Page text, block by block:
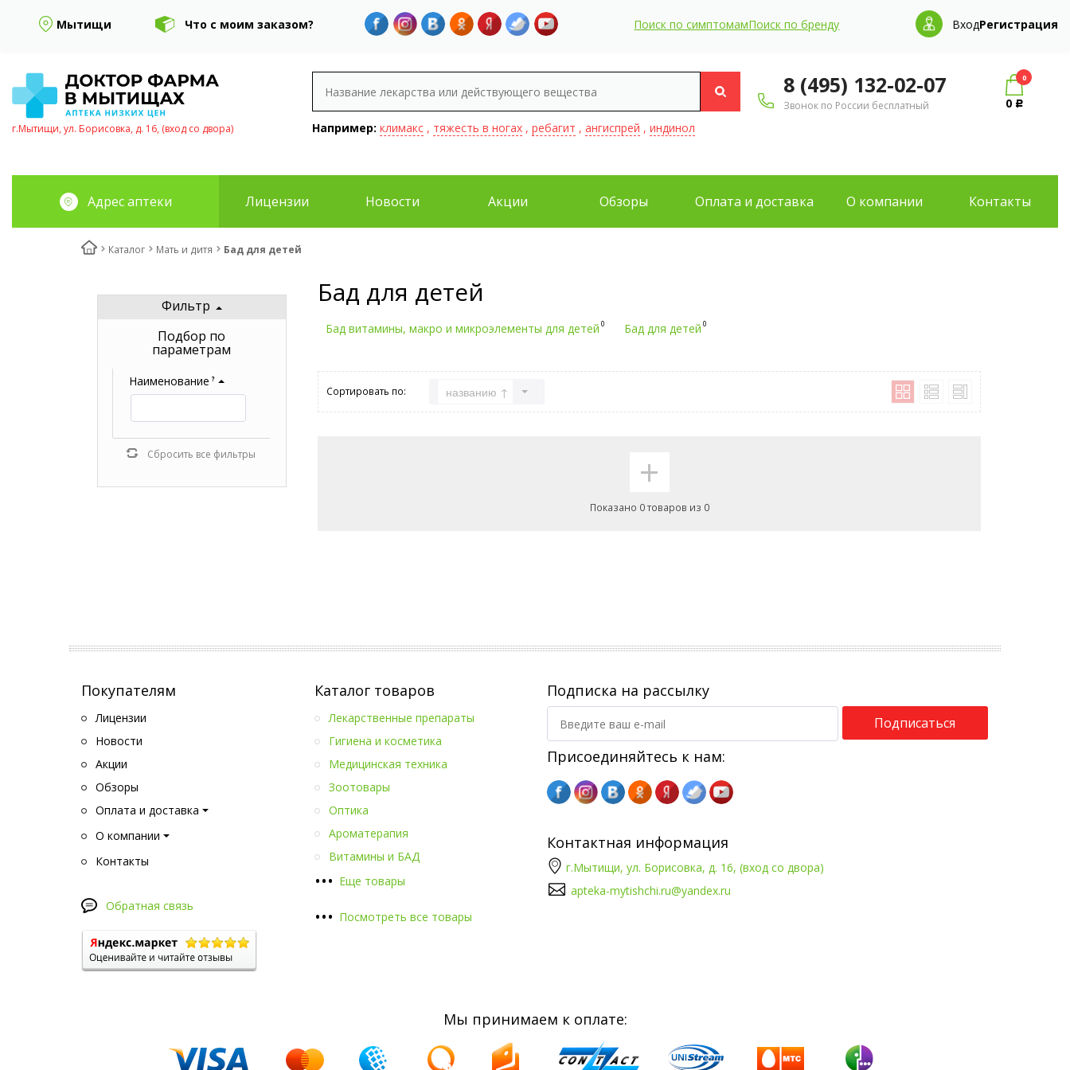
Мытищи Что с моим заказом? Поиск по симптомамПоиск по бренду ВходРегистрация
г.Мытищи, ул. Борисовка, д. 16, (вход со двора) Например: климакс, тяжесть в ногах, ребагит , ангиспрей , индинол
8 (495) 132-02-07
Звонок по России бесплатный
0
0 Р
Адрес аптеки Лицензии Новости Акции Обзоры Оплата и доставка О компании Контакты
Каталог Мать и дитя Бад для детей
Фильтр
Подбор по
параметрам
Наименование ?
Сбросить все фильтры
Бад для детей
Бад витамины, макро и микроэлементы для детей 0 Бад для детей 0
Сортировать по: названию ↑
+
Показано 0 товаров из 0
Покупателям
Лицензии
Новости
Акции
Обзоры
Оплата и доставка
О компании
Контакты
Обратная связь
Каталог товаров
••• Еще товары
Лекарственные препараты
Гигиена и косметика
Медицинская техника
Зоотовары
Оптика
Ароматерапия
Витамины и БАД
••• Посмотреть все товары
Подписка на рассылку
Подписаться
Присоединяйтесь к нам:
Контактная информация
г.Мытищи, ул. Борисовка, д. 16, (вход со двора)
apteka-mytishchi.ru@yandex.ru
Мы принимаем к оплате: